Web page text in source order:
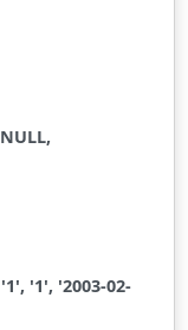
'1', '2003-02-